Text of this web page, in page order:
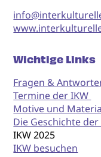
Wichtige Links
Fragen &
Termine der IKW
Motive und
Die Geschichte der
IKW 2025
IKW besuchen